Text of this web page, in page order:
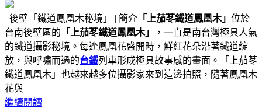
後壁「鐵道鳳凰木秘境」 | 簡介 「上茄苳鐵道鳳凰木」 位於
台南後壁區的 「上茄苳鐵道鳳凰木」
，一直是南台灣極具人氣
的鐵道攝影秘境。每逢鳳凰花盛開時，鮮紅花朵沿著鐵道綻
放，與呼嘯而過的台鐵列車形成極具故事感的畫面。「上茄苳
鐵道鳳凰木」也越來越多位攝影家來到這邊拍照，隨著鳳凰木
花與
繼續閱讀